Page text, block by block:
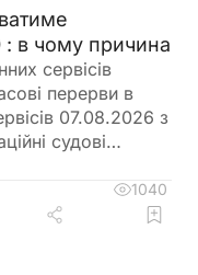
в чому причина
сервісів
перерви в
07.08.2026 з
судові
1040